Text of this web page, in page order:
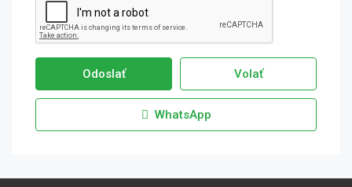
Odoslať Volať
WhatsApp